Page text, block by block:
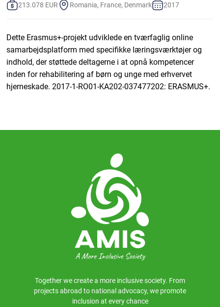
213.078 EUR Romania, France, Denmark 2017
Dette Erasmus+-projekt udviklede en tværfaglig online
samarbejdsplatform med specifikke læringsværktøjer og
indhold, der støttede deltagerne i at opnå kompetencer
inden for rehabilitering af børn og unge med erhvervet
hjerneskade. 2017-1-RO01-KA202-037477202: ERASMUS+.
Together we create a more inclusive society. From
projects abroad to national advocacy, we promote
inclusion at every chance